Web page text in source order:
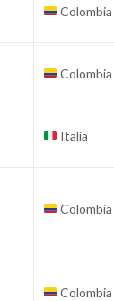
Colombia
Colombia
Italia
Colombia
Colombia